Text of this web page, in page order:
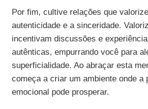
Por fim, cultive relações que
autenticidade e a sinceridade.
incentivam discussões e
autênticas, empurrando você para
superficialidade. Ao abraçar esta
começa a criar um ambiente onde a
emocional pode prosperar.